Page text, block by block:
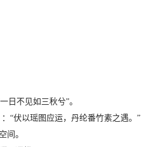
日不见如三秋兮”。
“伏以瑶图应运，丹纶番竹素之遇。”
间。